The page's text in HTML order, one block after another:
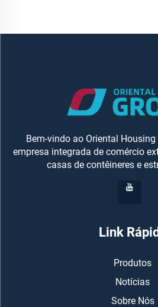
Bem-vindo ao Oriental
empresa integrada de comércio
casas de contêineres e
Link
Produtos
Notícias
Sobre Nós